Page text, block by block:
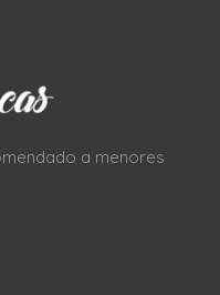
a menores